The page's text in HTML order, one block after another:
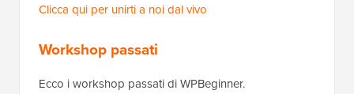
Clicca qui per unirti a noi dal vivo
Workshop passati
Ecco i workshop passati di WPBeginner.